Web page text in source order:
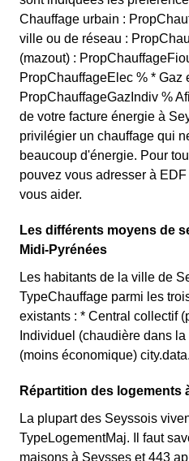
Chauffage urbain :
ville ou de réseau :
(mazout) :
PropChauffageElec % * Gaz
PropChauffageGazIndiv %
de votre facture énergie à
privilégier un chauffage qui
beaucoup d'énergie. Pour
pouvez vous adresser à
vous aider.
Les différents moyens de
Midi-Pyrénées
Les habitants de la ville de
TypeChauffage parmi les
existants : * Central collectif
Individuel (chaudière dans
(moins économique)
Répartition des logements
La plupart des Seyssois
TypeLogementMaj. Il faut
maisons à Seysses et 443